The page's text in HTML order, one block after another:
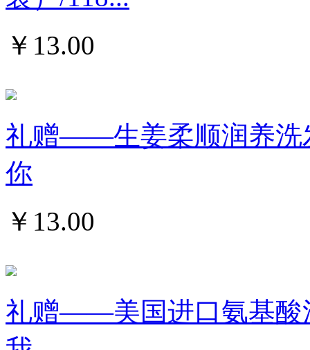
￥ 13.00
礼赠——生姜柔顺润养洗
你
￥ 13.00
礼赠——美国进口氨基酸